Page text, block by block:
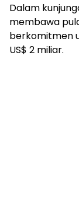
Dalam
membawa
berkomitmen
US$ 2 miliar.